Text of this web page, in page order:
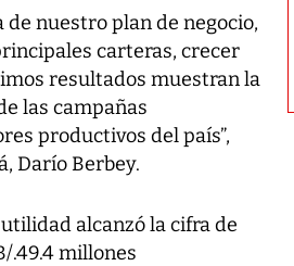
de nuestro plan de negocio,
carteras, crecer
resultados muestran la
las campañas
productivos del país”,
Darío Berbey.
alcanzó la cifra de
.49.4 millones